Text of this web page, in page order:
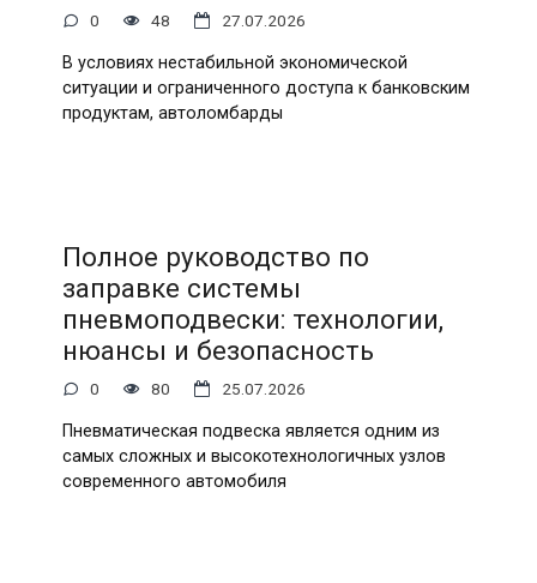
0 48 27.07.2026
В условиях нестабильной экономической
ситуации и ограниченного доступа к банковским
продуктам, автоломбарды
Полное руководство по
заправке системы
пневмоподвески: технологии,
нюансы и безопасность
0 80 25.07.2026
Пневматическая подвеска является одним из
самых сложных и высокотехнологичных узлов
современного автомобиля